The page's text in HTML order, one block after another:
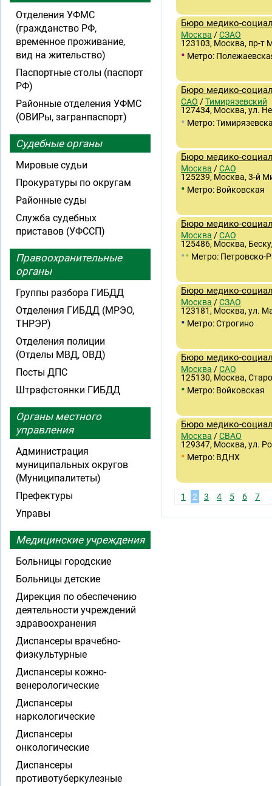
Бюро медико-
Москва /СЗАО
123103, Москва, пр-т
• Метро:
Бюро медико-
САО /Тимирязевский
127434, Москва, ул.
• Метро:
Бюро медико-
Москва /САО
125239, Москва, 3-й
• Метро: Войковская
Бюро медико-
Москва /САО
125486, Москва,
•• Метро: Петровско-
Бюро медико-
Москва /СЗАО
123181, Москва, ул.
• Метро: Строгино
Бюро медико-
Москва /САО
125130, Москва,
• Метро: Войковская
Бюро медико-
Москва /СВАО
129347, Москва, ул.
• Метро: ВДНХ
1 2 3 4 5 6 7
Отделения УФМС
(гражданство РФ,
временное проживание,
вид на жительство)
Паспортные столы (паспорт
РФ)
Районные отделения УФМС
(ОВИРы, загранпаспорт)
Судебные органы
Мировые судьи
Прокуратуры по округам
Районные суды
Служба судебных
приставов (УФССП)
Правоохранительные
органы
Группы разбора ГИБДД
Отделения ГИБДД (МРЭО,
ТНРЭР)
Отделения полиции
(Отделы МВД, ОВД)
Посты ДПС
Штрафстоянки ГИБДД
Органы местного
управления
Администрация
муниципальных округов
(Муниципалитеты)
Префектуры
Управы
Медицинские учреждения
Больницы городские
Больницы детские
Дирекция по обеспечению
деятельности учреждений
здравоохранения
Диспансеры врачебно-
физкультурные
Диспансеры кожно-
венерологические
Диспансеры
наркологические
Диспансеры
онкологические
Диспансеры
противотуберкулезные